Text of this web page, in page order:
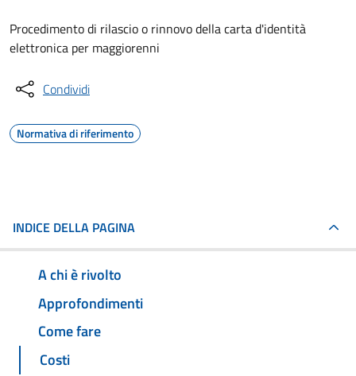
Procedimento di rilascio o rinnovo della carta d'identità
elettronica per maggiorenni
Condividi
Normativa di riferimento
INDICE DELLA PAGINA
A chi è rivolto
Approfondimenti
Come fare
Costi